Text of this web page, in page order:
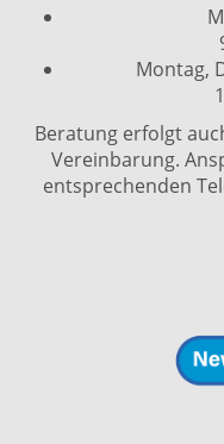
Montag,
Beratung erfolgt
Vereinbarung.
entsprechenden